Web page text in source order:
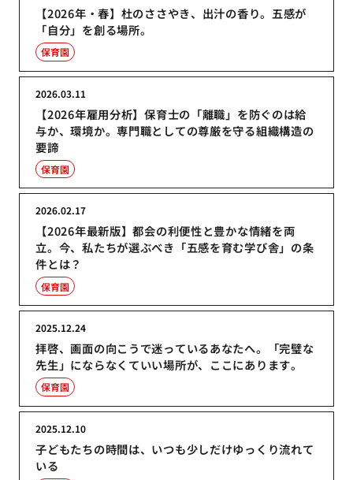
【2026年・春】杜のささやき、出汁の香り。五感が
「自分」を創る場所。
保育園
【2026年雇用分析】保育士の「離職」を防ぐのは給
与か、環境か。専門職としての尊厳を守る組織構造の
要諦
2026.03.11
保育園
【2026年最新版】都会の利便性と豊かな情緒を両
立。今、私たちが選ぶべき「五感を育む学び舎」の条
件とは？
2026.02.17
保育園
拝啓、画面の向こうで迷っているあなたへ。「完璧な
先生」にならなくていい場所が、ここにあります。
2025.12.24
保育園
子どもたちの時間は、いつも少しだけゆっくり流れて
いる
2025.12.10